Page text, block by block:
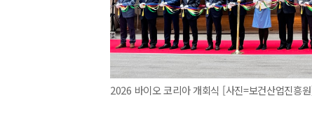
2026 바이오 코리아 개회식 [사진=보건산업진